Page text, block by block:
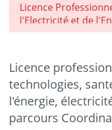
technique pour
énergies électriques
(LP14501A)
Licence
l'Electricité et de
Licence
technologies,
l'énergie,
parcours